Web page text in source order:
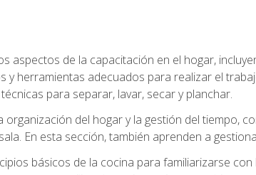
aspectos de la capacitación en el hogar,
y herramientas adecuados para realizar el
para separar, lavar, secar y planchar.
del hogar y la gestión del tiempo,
En esta sección, también aprenden a
básicos de la cocina para familiarizarse